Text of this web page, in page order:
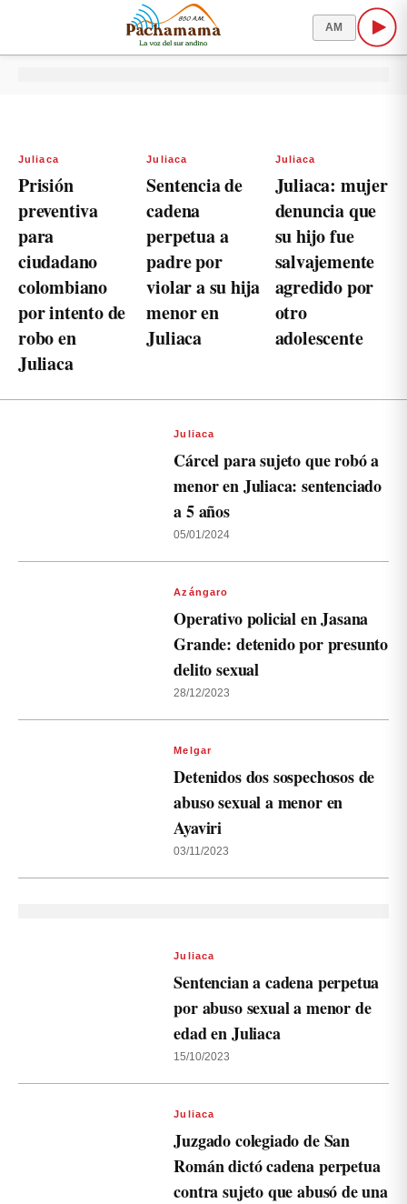
AM
Juliaca
Prisión
preventiva
para
ciudadano
colombiano
por intento de
robo en
Juliaca
Juliaca
Sentencia de
cadena
perpetua a
padre por
violar a su hija
menor en
Juliaca
Juliaca
Juliaca: mujer
denuncia que
su hijo fue
salvajemente
agredido por
otro
adolescente
Juliaca
Cárcel para sujeto que robó a
menor en Juliaca: sentenciado
a 5 años
05/01/2024
Azángaro
Operativo policial en Jasana
Grande: detenido por presunto
delito sexual
28/12/2023
Melgar
Detenidos dos sospechosos de
abuso sexual a menor en
Ayaviri
03/11/2023
Juliaca
Sentencian a cadena perpetua
por abuso sexual a menor de
edad en Juliaca
15/10/2023
Juliaca
Juzgado colegiado de San
Román dictó cadena perpetua
contra sujeto que abusó de una